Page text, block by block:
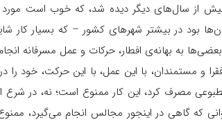
سال‌های دیگر دیده شد، که خوب است مورد
بود در بیشتر شهرهای کشور – که بسیار کار
به بهانه‌ی افطار، حرکات و عمل مسرفانه
و مستمندان، با این عمل، با این حرکت، خود
مصرف کرد، این کار ممنوع است؛ نه، در شرع
که گاهی در اینجور مجالس انجام می‌گیرد،